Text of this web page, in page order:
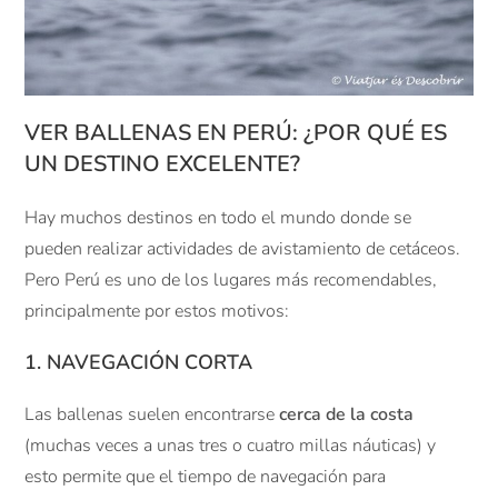
VER BALLENAS EN PERÚ: ¿POR QUÉ ES
UN DESTINO EXCELENTE?
Hay muchos destinos en todo el mundo donde se
pueden realizar actividades de avistamiento de cetáceos.
Pero Perú es uno de los lugares más recomendables,
principalmente por estos motivos:
1. NAVEGACIÓN CORTA
Las ballenas suelen encontrarsecerca de la costa
(muchas veces a unas tres o cuatro millas náuticas) y
esto permite que el tiempo de navegación para